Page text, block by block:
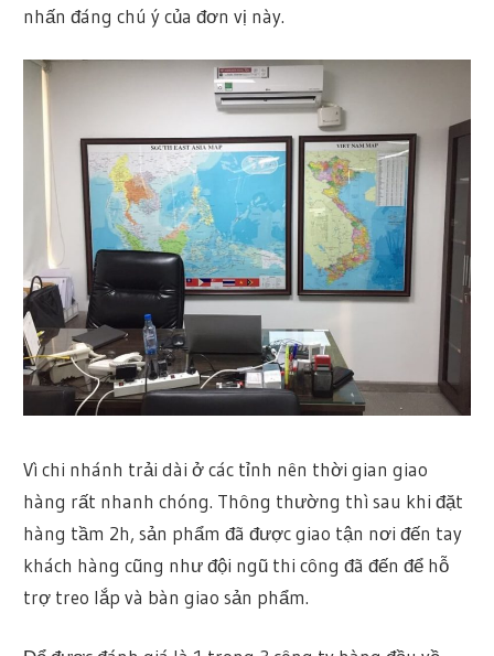
nhấn đáng chú ý của đơn vị này.
Vì chi nhánh trải dài ở các tỉnh nên thời gian giao
hàng rất nhanh chóng. Thông thường thì sau khi đặt
hàng tầm 2h, sản phẩm đã được giao tận nơi đến tay
khách hàng cũng như đội ngũ thi công đã đến để hỗ
trợ treo lắp và bàn giao sản phẩm.